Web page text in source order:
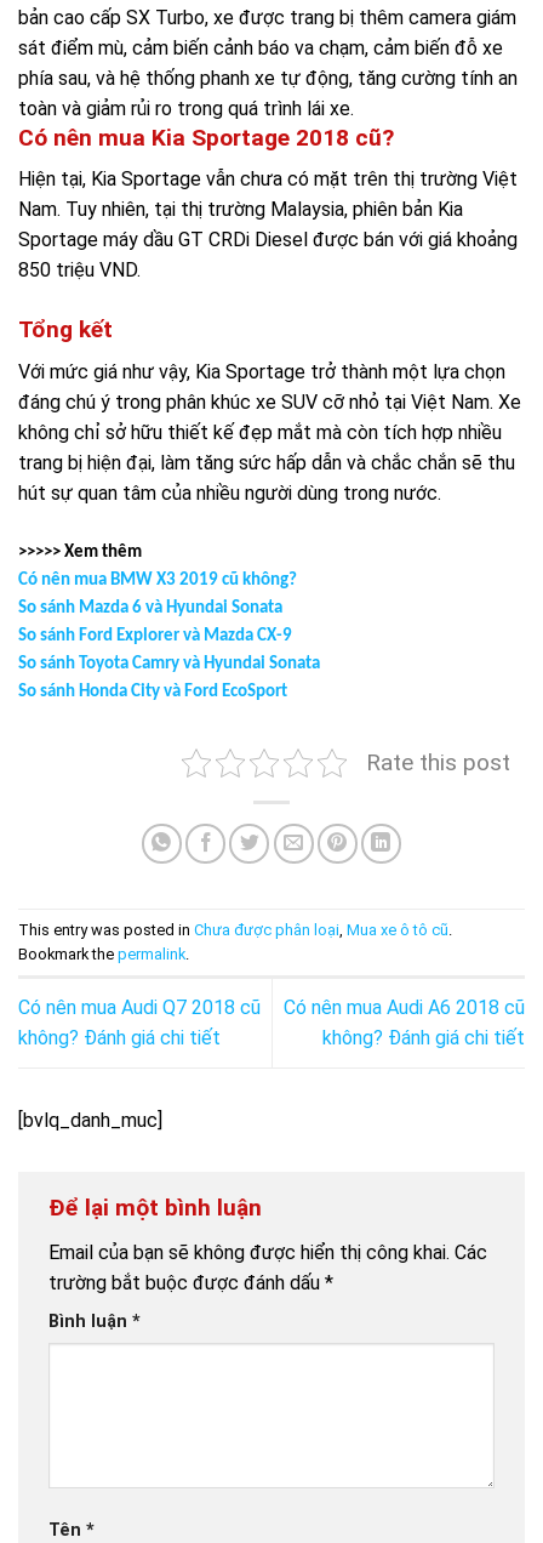
bản cao cấp SX Turbo, xe được trang bị thêm camera giám
sát điểm mù, cảm biến cảnh báo va chạm, cảm biến đỗ xe
phía sau, và hệ thống phanh xe tự động, tăng cường tính an
toàn và giảm rủi ro trong quá trình lái xe.
Có nên mua Kia Sportage 2018 cũ?
Hiện tại, Kia Sportage vẫn chưa có mặt trên thị trường Việt
Nam. Tuy nhiên, tại thị trường Malaysia, phiên bản Kia
Sportage máy dầu GT CRDi Diesel được bán với giá khoảng
850 triệu VND.
Tổng kết
Với mức giá như vậy, Kia Sportage trở thành một lựa chọn
đáng chú ý trong phân khúc xe SUV cỡ nhỏ tại Việt Nam. Xe
không chỉ sở hữu thiết kế đẹp mắt mà còn tích hợp nhiều
trang bị hiện đại, làm tăng sức hấp dẫn và chắc chắn sẽ thu
hút sự quan tâm của nhiều người dùng trong nước.
>>>>> Xem thêm
Có nên mua BMW X3 2019 cũ không?
So sánh Mazda 6 và Hyundai Sonata
So sánh Ford Explorer và Mazda CX-9
So sánh Toyota Camry và Hyundai Sonata
So sánh Honda City và Ford EcoSport
Rate this post
This entry was posted in Chưa được phân loại Mua xe ô tô cũ
Bookmark the permalink
Có nên mua Audi Q7 2018 cũ
không? Đánh giá chi tiết
Có nên mua Audi A6 2018 cũ
không? Đánh giá chi tiết
[bvlq_danh_muc]
Để lại một bình luận
Email của bạn sẽ không được hiển thị công khai. Các
trường bắt buộc được đánh dấu *
Bình luận *
Tên *